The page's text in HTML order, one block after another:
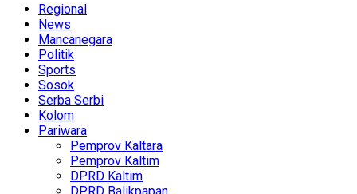
Regional
News
Mancanegara
Politik
Sports
Sosok
Serba Serbi
Kolom
Pariwara
Pemprov Kaltara
Pemprov Kaltim
DPRD Kaltim